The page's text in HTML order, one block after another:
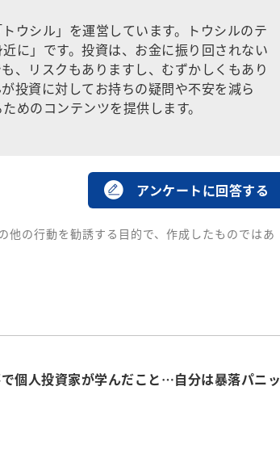
ウシル」を運営しています。トウシルのテ
に」です。投資は、お金に振り回されない
、リスクもありますし、むずかしくもあり
投資に対してお持ちの疑問や不安を減ら
めのコンテンツを提供します。
アンケートに回答する
の行動を勧誘する目的で、作成したものではあ
個人投資家が学んだこと…自分は暴落パニッ